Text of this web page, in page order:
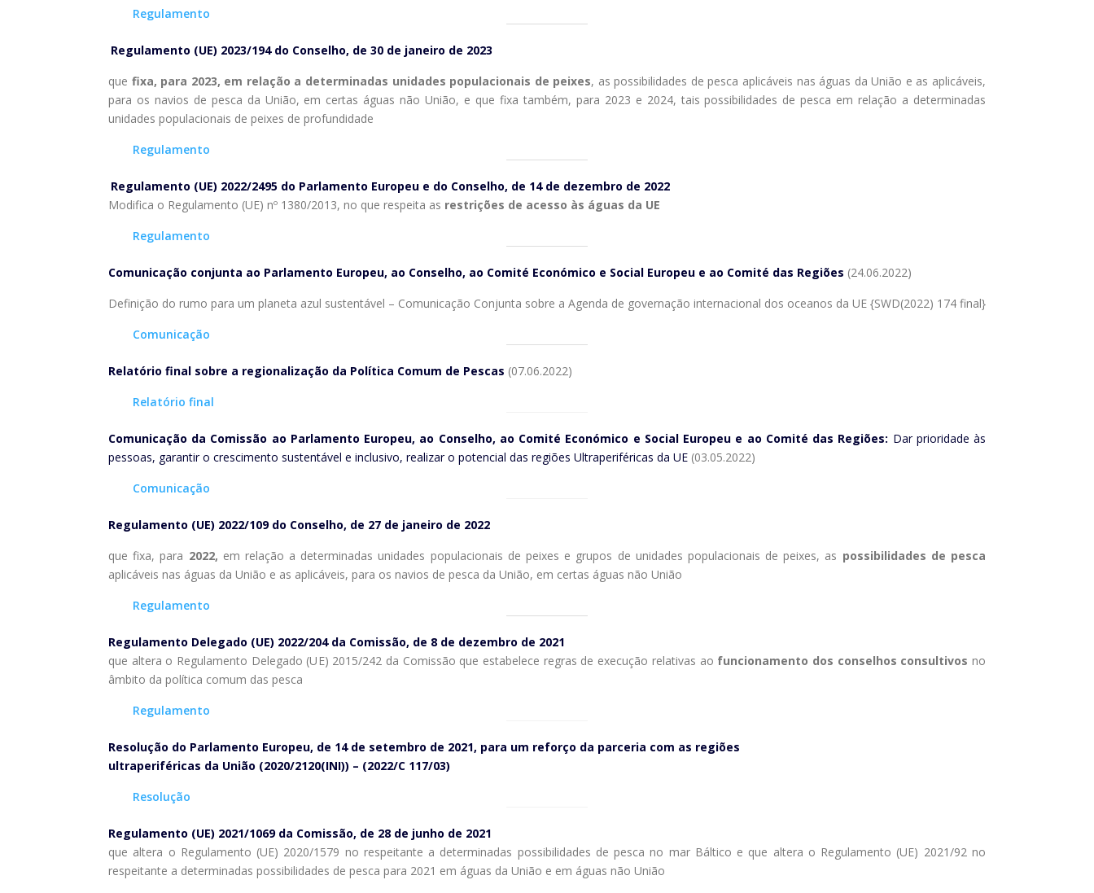
Regulamento
Regulamento (UE) 2023/194 do Conselho, de 30 de janeiro de 2023
que fixa, para 2023, em relação a determinadas unidades populacionais de peixes, as possibilidades de pesca aplicáveis nas águas da União e as aplicáveis,
para os navios de pesca da União, em certas águas não União, e que fixa também, para 2023 e 2024, tais possibilidades de pesca em relação a determinadas
unidades populacionais de peixes de profundidade
Regulamento
Regulamento (UE) 2022/2495 do Parlamento Europeu e do Conselho, de 14 de dezembro de 2022
Modifica o Regulamento (UE) nº 1380/2013, no que respeita as restrições de acesso às águas da UE
Regulamento
Comunicação conjunta ao Parlamento Europeu, ao Conselho, ao Comité Económico e Social Europeu e ao Comité das Regiões (24.06.2022)
Definição do rumo para um planeta azul sustentável – Comunicação Conjunta sobre a Agenda de governação internacional dos oceanos da UE {SWD(2022) 174 final}
Comunicação
Relatório final sobre a regionalização da Política Comum de Pescas (07.06.2022)
Relatório final
Comunicação da Comissão ao Parlamento Europeu, ao Conselho, ao Comité Económico e Social Europeu e ao Comité das Regiões: Dar prioridade às
pessoas, garantir o crescimento sustentável e inclusivo, realizar o potencial das regiões Ultraperiféricas da UE (03.05.2022)
Comunicação
Regulamento (UE) 2022/109 do Conselho, de 27 de janeiro de 2022
que fixa, para 2022, em relação a determinadas unidades populacionais de peixes e grupos de unidades populacionais de peixes, as possibilidades de pesca
aplicáveis nas águas da União e as aplicáveis, para os navios de pesca da União, em certas águas não União
Regulamento
Regulamento Delegado (UE) 2022/204 da Comissão, de 8 de dezembro de 2021
que altera o Regulamento Delegado (UE) 2015/242 da Comissão que estabelece regras de execução relativas ao funcionamento dos conselhos consultivos no
âmbito da política comum das pesca
Regulamento
Resolução do Parlamento Europeu, de 14 de setembro de 2021, para um reforço da parceria com as regiões
ultraperiféricas da União (2020/2120(INI)) – (2022/C 117/03)
Resolução
Regulamento (UE) 2021/1069 da Comissão, de 28 de junho de 2021
que altera o Regulamento (UE) 2020/1579 no respeitante a determinadas possibilidades de pesca no mar Báltico e que altera o Regulamento (UE) 2021/92 no
respeitante a determinadas possibilidades de pesca para 2021 em águas da União e em águas não União